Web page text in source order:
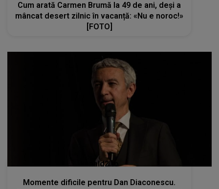
Cum arată Carmen Brumă la 49 de ani, deși a
mâncat desert zilnic în vacanță: «Nu e noroc!»
[FOTO]
kanald2.ro
Momente dificile pentru Dan Diaconescu.